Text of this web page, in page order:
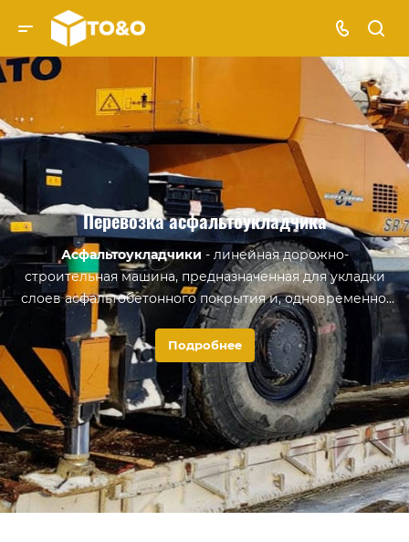
Перевозка асфальтоукладчика
Асфальтоукладчики - линейная дорожно-
строительная машина, предназначенная для укладки
слоев асфальтобетонного покрытия и, одновременно,
распределения и уплотнения асфальтобетонной
смеси.
Подробнее